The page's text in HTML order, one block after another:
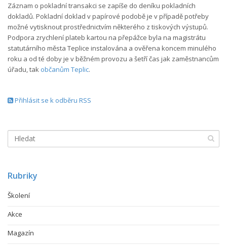
Záznam o pokladní transakci se zapíše do deníku pokladních
dokladů. Pokladní doklad v papírové podobě je v případě potřeby
možné vytisknout prostřednictvím některého z tiskových výstupů.
Podpora zrychlení plateb kartou na přepážce byla na magistrátu
statutárního města Teplice instalována a ověřena koncem minulého
roku a od té doby je v běžném provozu a šetří čas jak zaměstnancům
úřadu, tak občanům Teplic.
Přihlásit se k odběru RSS
Rubriky
Školení
Akce
Magazín